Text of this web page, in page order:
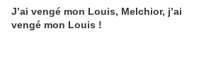
J’ai vengé mon Louis, Melchior, j’ai
vengé mon Louis !